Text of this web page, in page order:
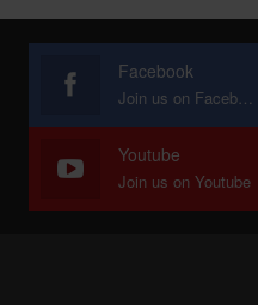
Facebook
Join us on Facebook
Youtube
Join us on Youtube